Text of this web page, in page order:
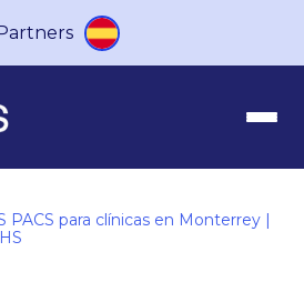
PACS para clínicas en Monterrey |